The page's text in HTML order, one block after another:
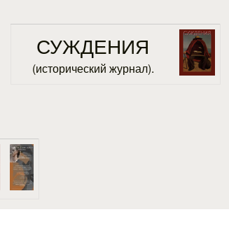
СУЖДЕНИЯ
(исторический журнал).